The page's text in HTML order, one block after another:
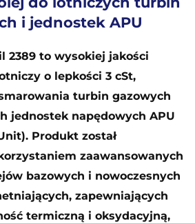
i jednostek APU
2389 to wysokiej jakości
o lepkości 3 cSt,
turbin gazowych
jednostek napędowych APU
Produkt został
zaawansowanych
bazowych i nowoczesnych
zapewniających
termiczną i oksydacyjną,